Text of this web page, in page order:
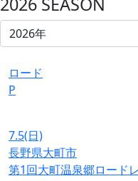
2026 SEASON
ロード
P
7.5(日)
長野県大町市
第1回大町温泉郷ロード